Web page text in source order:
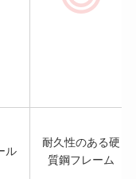
ル
耐久性のある硬
質鋼フレーム